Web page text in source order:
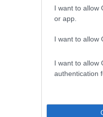
I want to allow
or app.
I want to allow
I want to allow
authentication
| 2026.07.30 21:30
Az előfizetés messze
| 2026.07.30 08:22
A Microsoft játékos